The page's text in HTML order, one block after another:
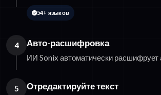
54+ языков
4 Авто-расшифровка
ИИ Sonix автоматически расшифрует
5 Отредактируйте текст